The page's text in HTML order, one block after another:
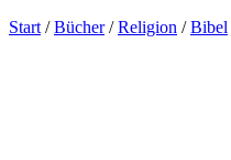
Skip
Start /Bücher/Religion /Bibel